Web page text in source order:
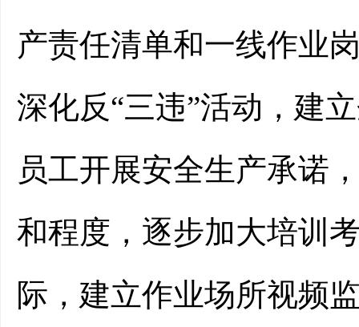
产责任清单和一线作业
深化反“三违”活动，建
员工开展安全生产承诺
和程度，逐步加大培训
际，建立作业场所视频